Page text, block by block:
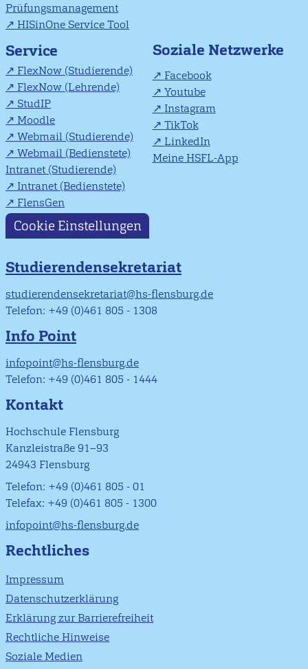
Prüfungsmanagement
HISinOne Service Tool
Service
FlexNow (Studierende)
FlexNow (Lehrende)
StudIP
Moodle
Webmail (Studierende)
Webmail (Bedienstete)
Intranet (Studierende)
Intranet (Bedienstete)
FlensGen
Soziale Netzwerke
Facebook
Youtube
Instagram
TikTok
LinkedIn
Meine HSFL-App
Cookie Einstellungen
Studierendensekretariat
studierendensekretariat@hs-flensburg.de
Telefon: +49 (0)461 805 - 1308
Info Point
infopoint@hs-flensburg.de
Telefon: +49 (0)461 805 - 1444
Kontakt
Hochschule Flensburg
Kanzleistraße 91–93
24943 Flensburg
Telefon: +49 (0)461 805 - 01
Telefax: +49 (0)461 805 - 1300
infopoint@hs-flensburg.de
Rechtliches
Impressum
Datenschutzerklärung
Erklärung zur Barrierefreiheit
Rechtliche Hinweise
Soziale Medien